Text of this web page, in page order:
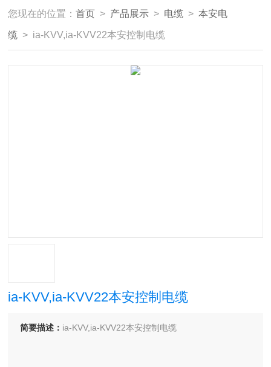
您现在的位置：首页 > 产品展示 > 电缆 >本安电
缆 > ia-KVV,ia-KVV22本安控制电缆
ia-KVV,ia-KVV22本安控制电缆
简要描述： ia-KVV,ia-KVV22本安控制电缆